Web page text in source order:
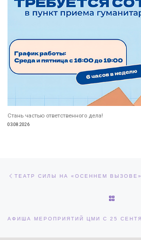
Стань частью ответственного дела!
03.08.2026
ТЕАТР СИЛЫ НА «ОСЕННЕМ ВЫЗОВЕ»